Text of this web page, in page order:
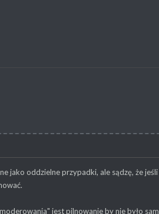
jako oddzielne przypadki, ale sądzę, że
jest pilnowanie by nie było